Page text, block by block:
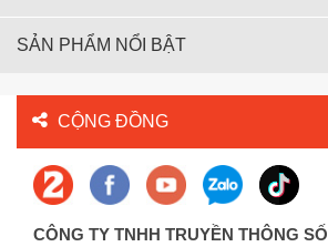
SẢN PHẨM NỔI BẬT
CỘNG ĐỒNG
CÔNG TY TNHH TRUYỀN THÔNG SỐ